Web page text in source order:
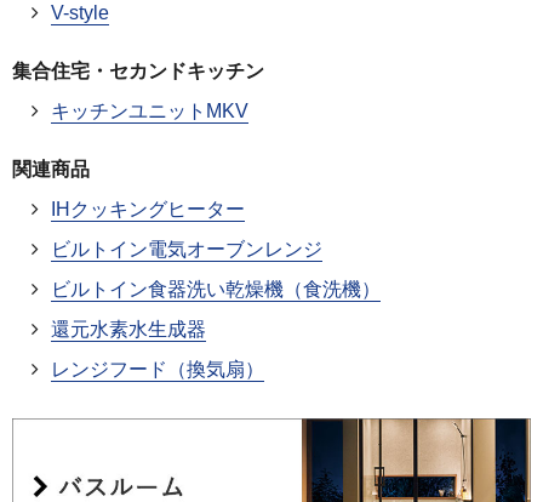
V-style
集合住宅・セカンドキッチン
キッチンユニットMKV
関連商品
IHクッキングヒーター
ビルトイン電気オーブンレンジ
ビルトイン食器洗い乾燥機（食洗機）
還元水素水生成器
レンジフード（換気扇）